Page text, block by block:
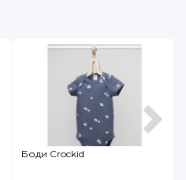
Боди Crockid